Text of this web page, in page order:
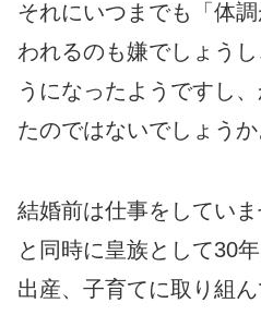
それにいつまでも「体
われるのも嫌でしょう
うになったようですし
たのではないでしょうか
結婚前は仕事をしてい
と同時に皇族として30
出産、子育てに取り組